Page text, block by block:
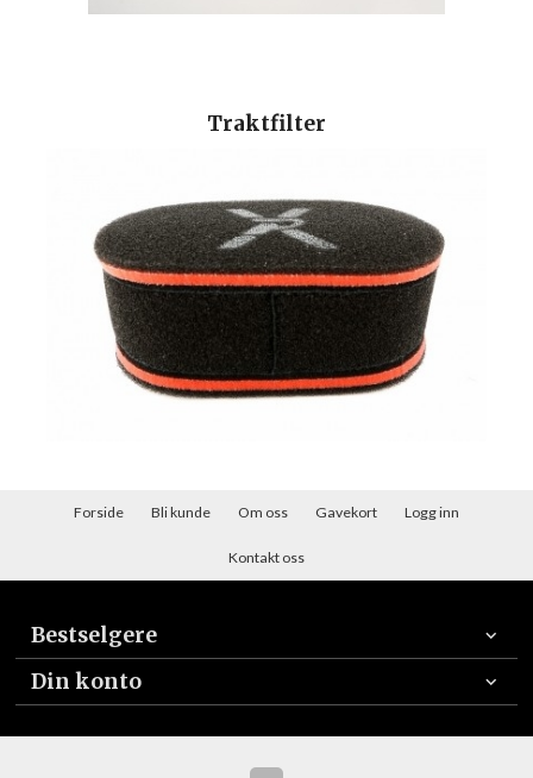
Traktfilter
Forside Bli kunde Om oss Gavekort Logg inn
Kontakt oss
Bestselgere
Din konto